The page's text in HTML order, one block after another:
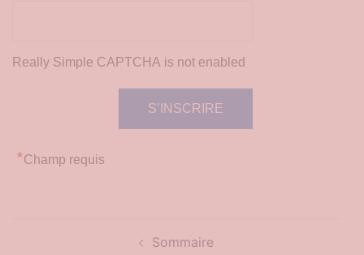
Really Simple CAPTCHA is not enabled
*Champ requis
Sommaire